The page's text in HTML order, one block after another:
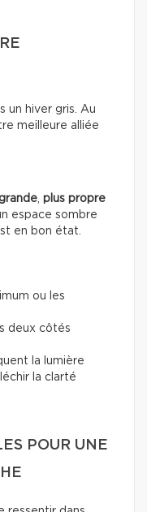
un hiver gris. Au
meilleure alliée
, plus propre
espace sombre
en bon état.
ou les
deux côtés
la lumière
la clarté
POUR UNE